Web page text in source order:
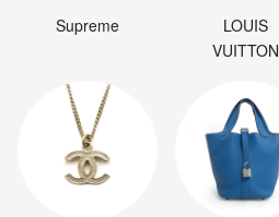
Supreme
LOUIS
VUITTON